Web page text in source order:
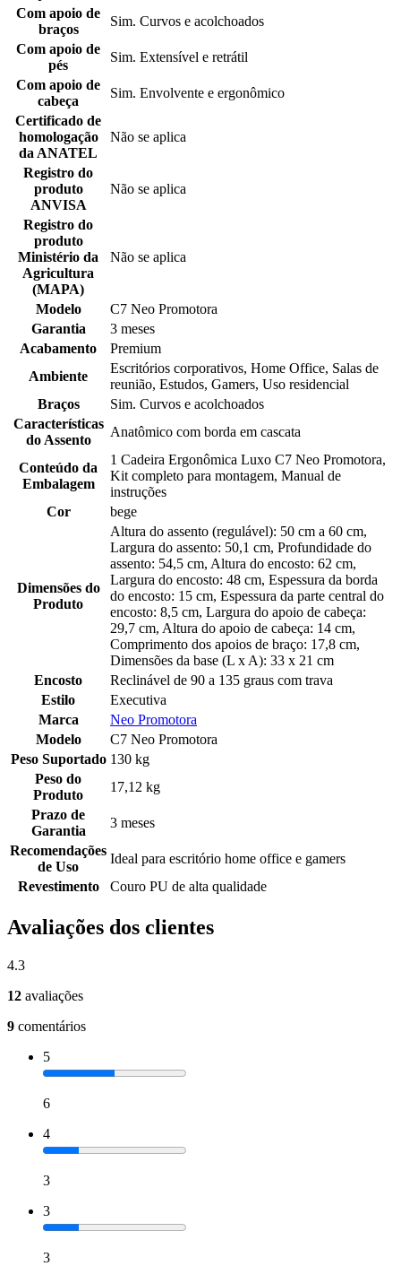
Com apoio de
braços
Sim. Curvos e acolchoados
Com apoio de
pés
Sim. Extensível e retrátil
Com apoio de
cabeça
Sim. Envolvente e ergonômico
Certificado de
homologação
da ANATEL
Não se aplica
Registro do
produto
ANVISA
Não se aplica
Registro do
produto
Ministério da
Agricultura
(MAPA)
Não se aplica
Modelo
C7 Neo Promotora
Garantia
3 meses
Acabamento
Premium
Ambiente
Escritórios corporativos, Home Office, Salas de
reunião, Estudos, Gamers, Uso residencial
Braços
Sim. Curvos e acolchoados
Características
do Assento
Anatômico com borda em cascata
Conteúdo da
Embalagem
1 Cadeira Ergonômica Luxo C7 Neo Promotora,
Kit completo para montagem, Manual de
instruções
Cor
bege
Dimensões do
Produto
Altura do assento (regulável): 50 cm a 60 cm,
Largura do assento: 50,1 cm, Profundidade do
assento: 54,5 cm, Altura do encosto: 62 cm,
Largura do encosto: 48 cm, Espessura da borda
do encosto: 15 cm, Espessura da parte central do
encosto: 8,5 cm, Largura do apoio de cabeça:
29,7 cm, Altura do apoio de cabeça: 14 cm,
Comprimento dos apoios de braço: 17,8 cm,
Dimensões da base (L x A): 33 x 21 cm
Encosto
Reclinável de 90 a 135 graus com trava
Estilo
Executiva
Marca
Neo Promotora
Modelo
C7 Neo Promotora
Peso Suportado 130 kg
Peso do
Produto
17,12 kg
Prazo de
Garantia
3 meses
Recomendações
de Uso
Ideal para escritório home office e gamers
Revestimento
Couro PU de alta qualidade
Avaliações dos clientes
4.3
12 avaliações
9 comentários
5
6
4
3
3
3